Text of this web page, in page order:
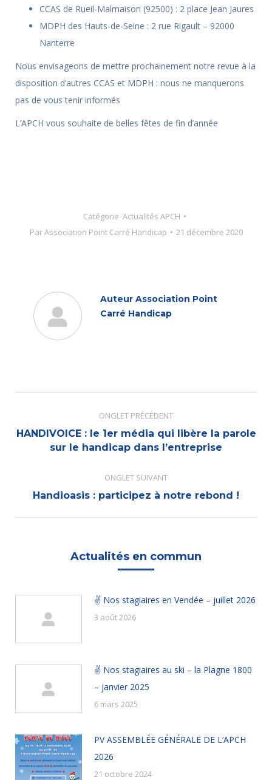
CCAS de Rueil-Malmaison (92500) : 2 place Jean Jaures
MDPH des Hauts-de-Seine : 2 rue Rigault – 92000
Nanterre
Nous envisageons de mettre prochainement notre revue à la
disposition d’autres CCAS et MDPH : nous ne manquerons
pas de vous tenir informés
L’APCH vous souhaite de belles fêtes de fin d’année
Catégorie Actualités APCH
ParAssociation Point Carré Handicap 21 décembre 2020
Auteur Association Point
Carré Handicap
commentaire
ONGLET PRÉCÉDENT
Onglet
HANDIVOICE : le 1er média qui libère la parole
sur le handicap dans l’entreprise
ONGLET SUIVANT
Onglet
Handioasis : participez à notre rebond !
Actualités en commun
✌ Nos stagiaires en Vendée – juillet 2026
3 août 2026
✌ Nos stagiaires au ski – la Plagne 1800
– janvier 2025
6 mars 2025
PV ASSEMBLÉE GÉNÉRALE DE L’APCH
2026
21 octobre 2024